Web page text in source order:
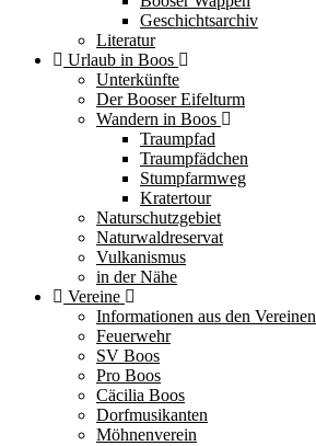
Geschichtsarchiv
Literatur
Urlaub in Boos
Unterkünfte
Der Booser Eifelturm
Wandern in Boos
Traumpfad
Traumpfädchen
Stumpfarmweg
Kratertour
Naturschutzgebiet
Naturwaldreservat
Vulkanismus
in der Nähe
Vereine
Informationen aus den Vereinen
Feuerwehr
SV Boos
Pro Boos
Cäcilia Boos
Dorfmusikanten
Möhnenverein